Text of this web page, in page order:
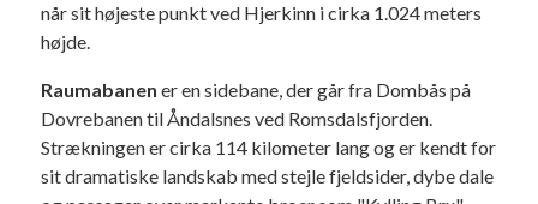
når sit højeste punkt ved Hjerkinn i cirka 1.024 meters
højde.
Raumabanen er en sidebane, der går fra Dombås på
Dovrebanen til Åndalsnes ved Romsdalsfjorden.
Strækningen er cirka 114 kilometer lang og er kendt for
sit dramatiske landskab med stejle fjeldsider, dybe dale